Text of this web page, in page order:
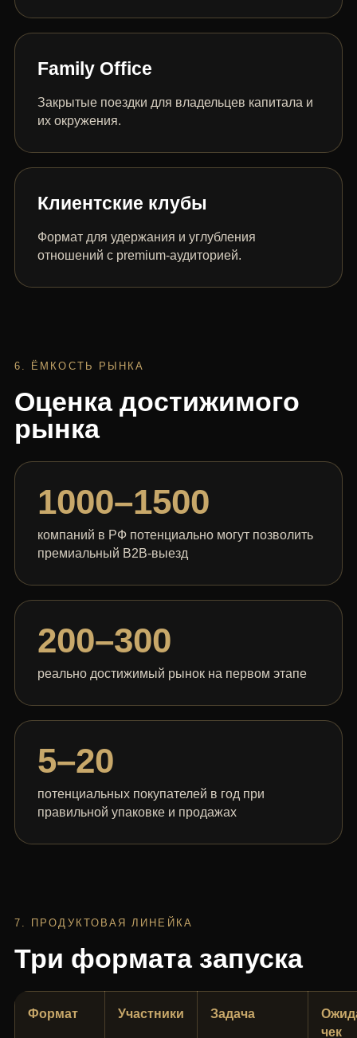
Family Office
Закрытые поездки для владельцев капитала и
их окружения.
Клиентские клубы
Формат для удержания и углубления
отношений с premium-аудиторией.
6. ЁМКОСТЬ РЫНКА
Оценка достижимого
рынка
1000–1500
компаний в РФ потенциально могут позволить
премиальный B2B-выезд
200–300
реально достижимый рынок на первом этапе
5–20
потенциальных покупателей в год при
правильной упаковке и продажах
7. ПРОДУКТОВАЯ ЛИНЕЙКА
Три формата запуска
Формат Участники Задача
чек